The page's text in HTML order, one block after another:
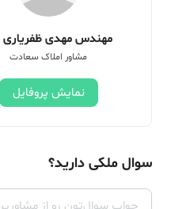
مهندس مهدی ظفریاری
مشاور املاک سعادت
نمایش پروفایل
سوال ملکی دارید؟